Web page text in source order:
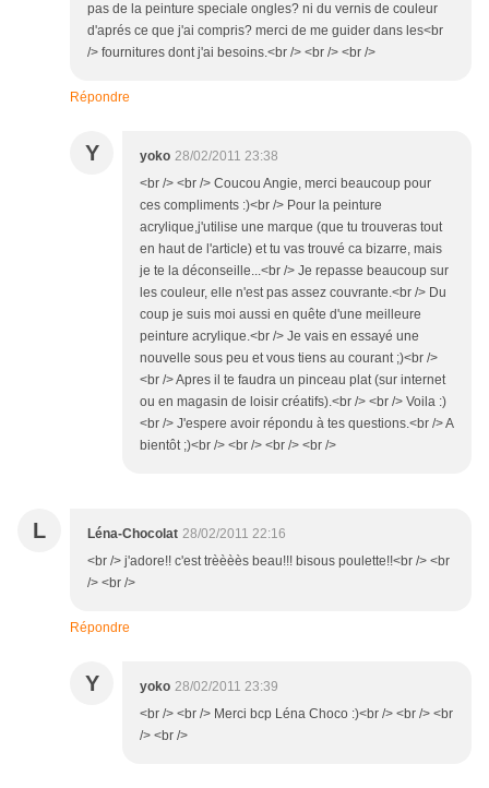
pas de la peinture speciale ongles? ni du vernis de couleur
d'aprés ce que j'ai compris? merci de me guider dans les<br
/> fournitures dont j'ai besoins.<br /> <br /> <br />
Répondre
Y yoko 28/02/2011 23:38
<br /> <br /> Coucou Angie, merci beaucoup pour
ces compliments :)<br /> Pour la peinture
acrylique,j'utilise une marque (que tu trouveras tout
en haut de l'article) et tu vas trouvé ca bizarre, mais
je te la déconseille...<br /> Je repasse beaucoup sur
les couleur, elle n'est pas assez couvrante.<br /> Du
coup je suis moi aussi en quête d'une meilleure
peinture acrylique.<br /> Je vais en essayé une
nouvelle sous peu et vous tiens au courant ;)<br />
<br /> Apres il te faudra un pinceau plat (sur internet
ou en magasin de loisir créatifs).<br /> <br /> Voila :)
<br /> J'espere avoir répondu à tes questions.<br /> A
bientôt ;)<br /> <br /> <br /> <br />
L Léna-Chocolat 28/02/2011 22:16
<br /> j'adore!! c'est trèèèès beau!!! bisous poulette!!<br /> <br
/> <br />
Répondre
Y yoko 28/02/2011 23:39
<br /> <br /> Merci bcp Léna Choco :)<br /> <br /> <br
/> <br />